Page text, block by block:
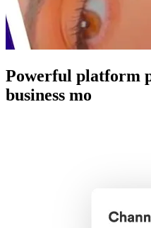
Powerful platform
business mo